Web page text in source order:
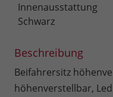
Innenausstattung
Schwarz
Beschreibung
Beifahrersitz
höhenverstellbar,